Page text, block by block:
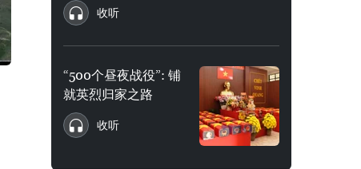
收听
“500个昼夜战役”: 铺
就英烈归家之路
收听